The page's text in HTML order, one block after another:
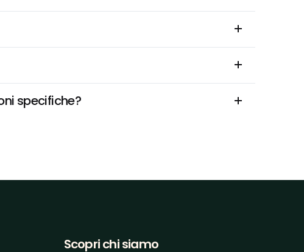
specifiche?
Scopri chi siamo